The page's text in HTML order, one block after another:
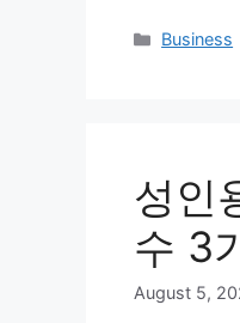
Categories
Business
성인
수 3
August 5,